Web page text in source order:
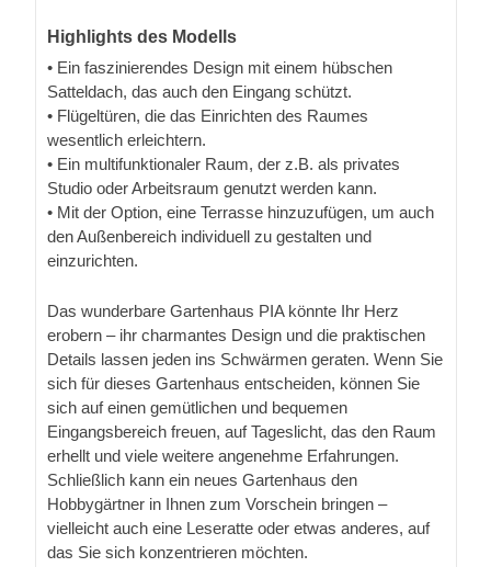
Highlights des Modells
• Ein faszinierendes Design mit einem hübschen
Satteldach, das auch den Eingang schützt.
• Flügeltüren, die das Einrichten des Raumes
wesentlich erleichtern.
• Ein multifunktionaler Raum, der z.B. als privates
Studio oder Arbeitsraum genutzt werden kann.
• Mit der Option, eine Terrasse hinzuzufügen, um auch
den Außenbereich individuell zu gestalten und
einzurichten.
Das wunderbare Gartenhaus PIA könnte Ihr Herz
erobern – ihr charmantes Design und die praktischen
Details lassen jeden ins Schwärmen geraten. Wenn Sie
sich für dieses Gartenhaus entscheiden, können Sie
sich auf einen gemütlichen und bequemen
Eingangsbereich freuen, auf Tageslicht, das den Raum
erhellt und viele weitere angenehme Erfahrungen.
Schließlich kann ein neues Gartenhaus den
Hobbygärtner in Ihnen zum Vorschein bringen –
vielleicht auch eine Leseratte oder etwas anderes, auf
das Sie sich konzentrieren möchten.